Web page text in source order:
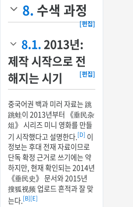
8. 수색 과정
[편집]
8.1. 2013년:
제작 시작으로 전
해지는 시기
[편집]
중국어권 백과 미러 자료는 跳
跳蛙이 2013년부터 《垂民杂
俎》 시리즈 미니 영화를 만들
기 시작했다고 설명한다.[D] 이
정보는 후대 전재 자료이므로
단독 확정 근거로 쓰기에는 약
하지만, 현재 확인되는 2014년
《垂民史》 문서와 2015년
搜狐视频 업로드 흔적과 잘 맞
는다.[B][E]